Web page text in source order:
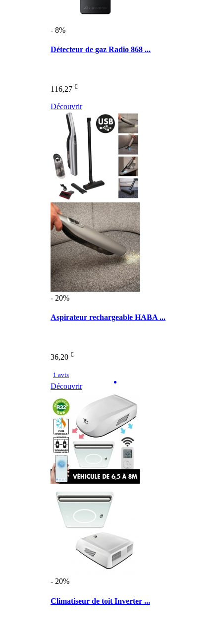
- 8%
Détecteur de gaz Radio 868 ...
116,27 €
Découvrir
- 20%
Aspirateur rechargeable HABA ...
36,20 €
1 avis
Découvrir
- 20%
Climatiseur de toit Inverter ...